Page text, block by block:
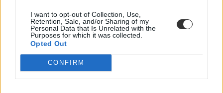
I want to opt-out of Collection, Use,
Retention, Sale, and/or Sharing of my
Personal Data that Is Unrelated with the
Purposes for which it was collected.
Opted Out
CONFIRM